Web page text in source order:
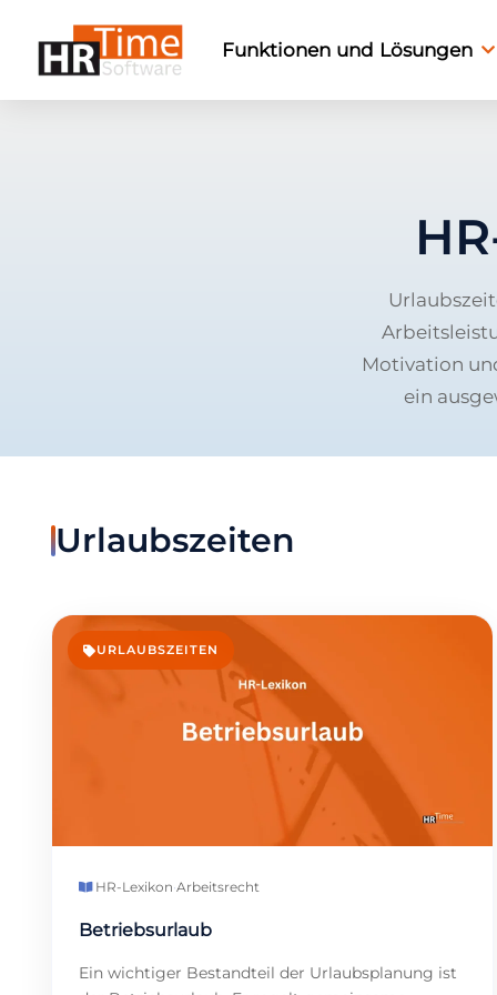
Funktionen und Lösungen
Motivation
ein
Urlaubszeiten
URLAUBSZEITEN
HR-Lexikon·Arbeitsrecht
Betriebsurlaub
Ein wichtiger Bestandteil der Urlaubsplanung ist